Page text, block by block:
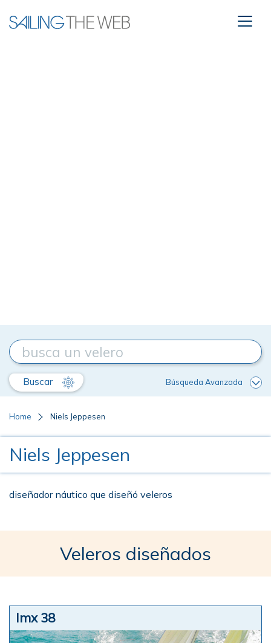
Buscar Búsqueda Avanzada
Home Niels Jeppesen
Niels Jeppesen
diseñador náutico que diseñó veleros
Veleros diseñados
Imx 38